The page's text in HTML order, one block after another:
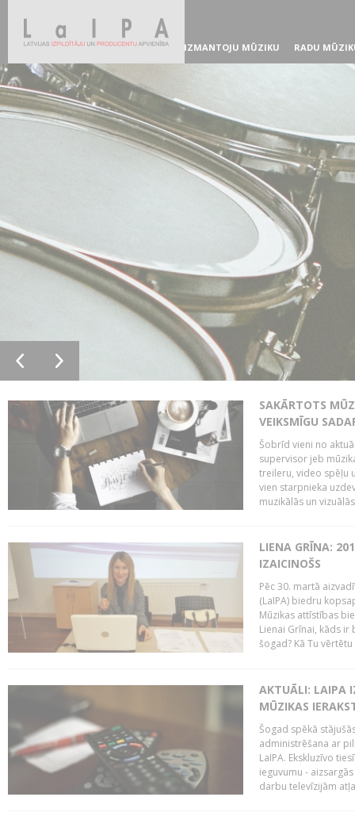
IZMANTOJU MŪZIKU RADU
SAKĀRTOTS
VEIKSMĪGU
Šobrīd vieni no
supervisor jeb
treileru, video spēļu
vien starpnieka
muzikālās un
LIENA GRĪNA:
IZAICINOŠS
Pēc 30. martā
(LaIPA) biedru
Mūzikas attīstības
Lienai Grīnai, kāds ir
šogad? Kā Tu
AKTUĀLI: LAIPA
MŪZIKAS
Šogad spēkā
administrēšana ar
LaIPA. Ekskluzīvo
ieguvumu -
darbu televīzijām